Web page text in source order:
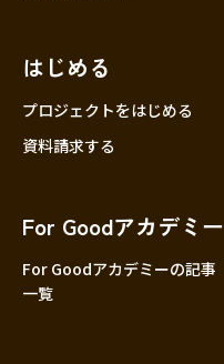
はじめる
プロジェクトをはじめる
資料請求する
For Goodアカデミー
For Goodアカデミーの記事
一覧